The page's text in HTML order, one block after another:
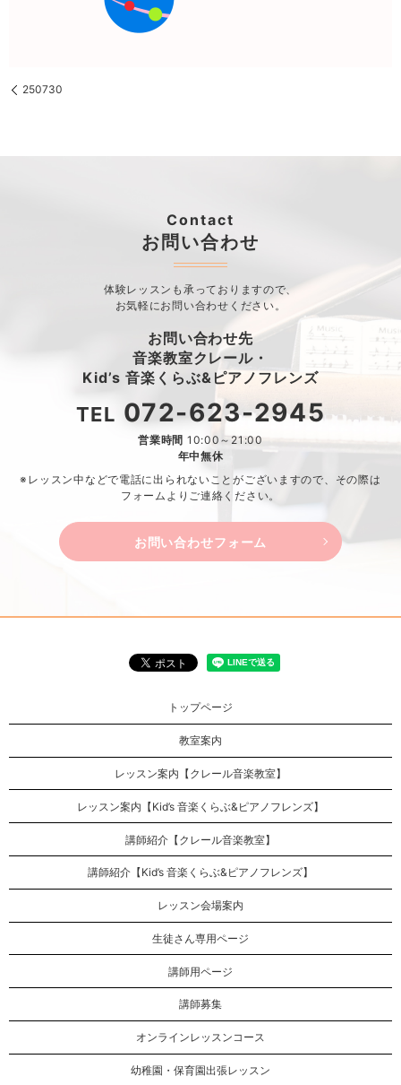
250730
Contact
お問い合わせ
体験レッスンも承っておりますので、
お気軽にお問い合わせください。
お問い合わせ先
音楽教室クレール・
Kid’s 音楽くらぶ&ピアノフレンズ
TEL 072-623-2945
営業時間 10:00～21:00
年中無休
※レッスン中などで電話に出られないことがございますので、 その際は
フォームよりご連絡ください。
お問い合わせフォーム
トップページ
教室案内
レッスン案内【クレール音楽教室】
レッスン案内【Kid’s 音楽くらぶ&ピアノフレンズ】
講師紹介【クレール音楽教室】
講師紹介【Kid’s 音楽くらぶ&ピアノフレンズ】
レッスン会場案内
生徒さん専用ページ
講師用ページ
講師募集
オンラインレッスンコース
幼稚園・保育園出張レッスン